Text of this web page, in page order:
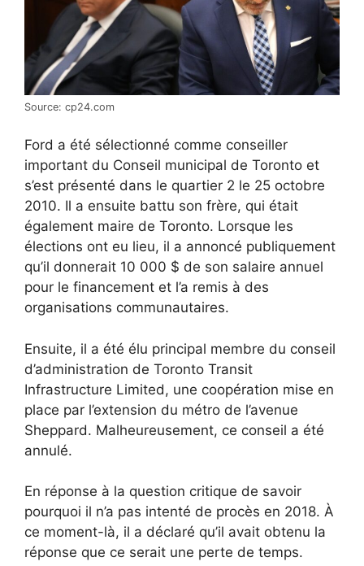
Source: cp24.com
Ford a été sélectionné comme conseiller
important du Conseil municipal de Toronto et
s’est présenté dans le quartier 2 le 25 octobre
2010. Il a ensuite battu son frère, qui était
également maire de Toronto. Lorsque les
élections ont eu lieu, il a annoncé publiquement
qu’il donnerait 10 000 $ de son salaire annuel
pour le financement et l’a remis à des
organisations communautaires.
Ensuite, il a été élu principal membre du conseil
d’administration de Toronto Transit
Infrastructure Limited, une coopération mise en
place par l’extension du métro de l’avenue
Sheppard. Malheureusement, ce conseil a été
annulé.
En réponse à la question critique de savoir
pourquoi il n’a pas intenté de procès en 2018. À
ce moment-là, il a déclaré qu’il avait obtenu la
réponse que ce serait une perte de temps.